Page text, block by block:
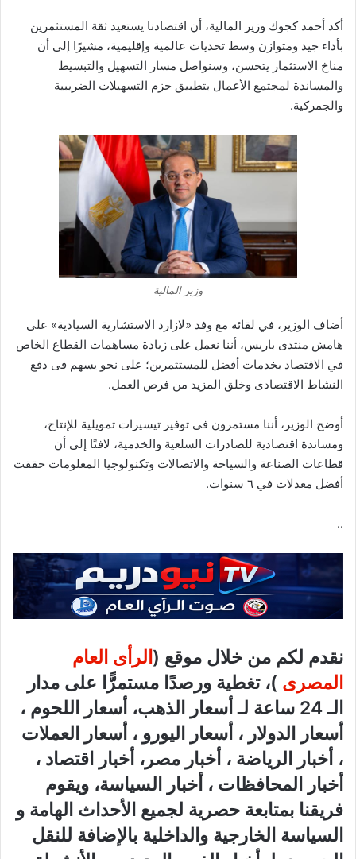
أكد أحمد كجوك وزير المالية، أن اقتصادنا يستعيد ثقة المستثمرين
بأداء جيد ومتوازن وسط تحديات عالمية وإقليمية، مشيرًا إلى أن
مناخ الاستثمار يتحسن، وسنواصل مسار التسهيل والتبسيط
والمساندة لمجتمع الأعمال بتطبيق حزم التسهيلات الضريبية
والجمركية.
وزير المالية
أضاف الوزير، في لقائه مع وفد «لازارد الاستشارية السيادية» على
هامش منتدى باريس، أننا نعمل على زيادة مساهمات القطاع الخاص
في الاقتصاد بخدمات أفضل للمستثمرين؛ على نحو يسهم فى دفع
النشاط الاقتصادى وخلق المزيد من فرص العمل.
أوضح الوزير، أننا مستمرون فى توفير تيسيرات تمويلية للإنتاج،
ومساندة اقتصادية للصادرات السلعية والخدمية، لافتًا إلى أن
قطاعات الصناعة والسياحة والاتصالات وتكنولوجيا المعلومات حققت
أفضل معدلات في ٦ سنوات.
..
نقدم لكم من خلال موقع ( الرأى العام
المصرى )، تغطية ورصدًا مستمرًّا على مدار
الـ 24 ساعة لـ أسعار الذهب، أسعار اللحوم ،
أسعار الدولار ، أسعار اليورو ، أسعار العملات
، أخبار الرياضة ، أخبار مصر، أخبار اقتصاد ،
أخبار المحافظات ، أخبار السياسة، ويقوم
فريقنا بمتابعة حصرية لجميع الأحداث الهامة و
السياسة الخارجية والداخلية بالإضافة للنقل